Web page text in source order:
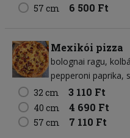
57 cm 6 500 Ft
Mexikói pizza
bolognai ragu
pepperoni paprika
32 cm
3 110 Ft
40 cm 4 690 Ft
57 cm 7 110 Ft